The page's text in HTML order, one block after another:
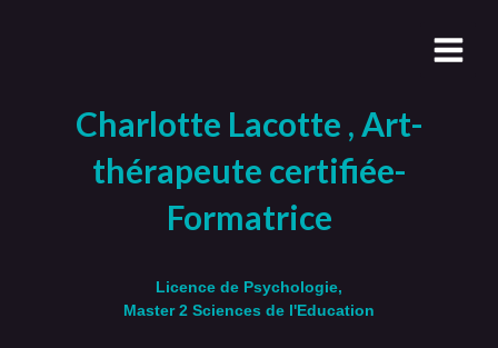
Charlotte Lacotte , Art-
thérapeute certifiée-
Formatrice
Licence de Psychologie,
Master 2 Sciences de l'Education